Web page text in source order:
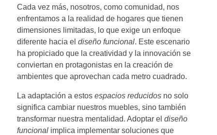
Cada vez más, nosotros, como comunidad, nos
enfrentamos a la realidad de hogares que tienen
dimensiones limitadas, lo que exige un enfoque
diferente hacia el diseño funcional. Este escenario
ha propiciado que la creatividad y la innovación se
conviertan en protagonistas en la creación de
ambientes que aprovechan cada metro cuadrado.
La adaptación a estos espacios reducidos no solo
significa cambiar nuestros muebles, sino también
transformar nuestra mentalidad. Adoptar el diseño
funcional implica implementar soluciones que